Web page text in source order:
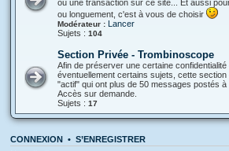
ou une transaction sur ce site... Et aussi
ou longuement, c'est à vous de choisir
Modérateur : Lancer
Sujets : 104
Section Privée - Trombinoscope
Afin de préserver une certaine
éventuellement certains sujets, cette section
"actif" qui ont plus de 50 messages postés à
Accès sur demande.
Sujets : 17
CONNEXION • S’ENREGISTRER